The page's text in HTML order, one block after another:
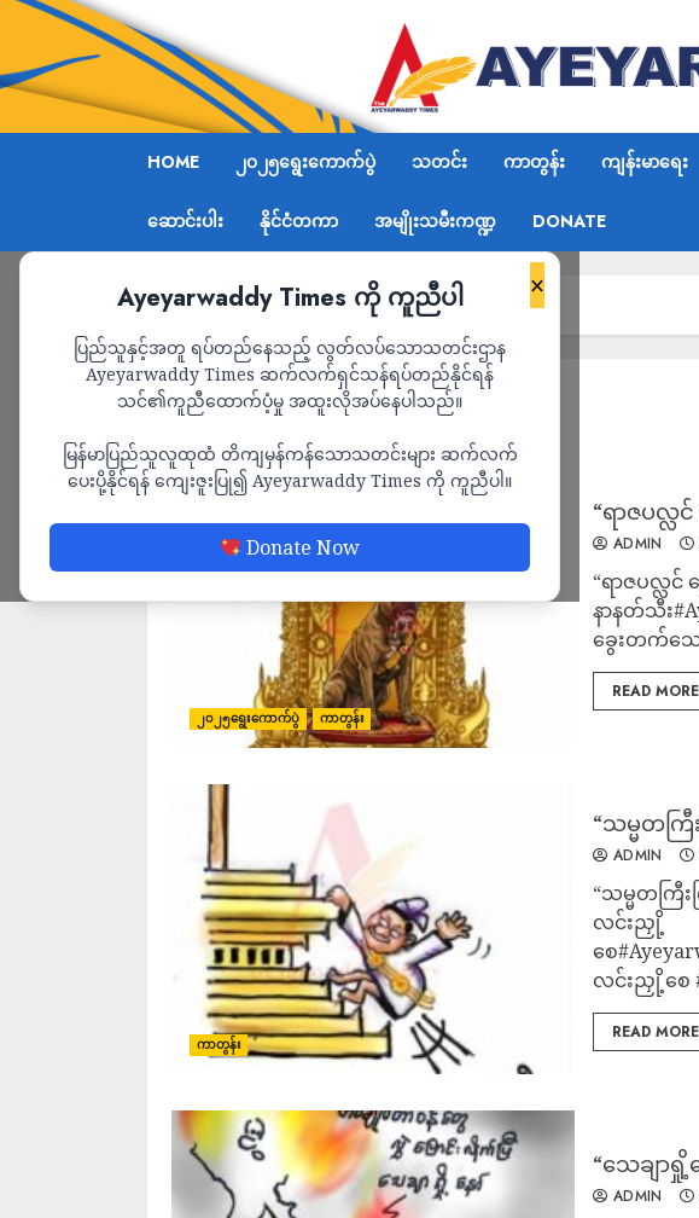
HOME ၂၀၂၅ရွေးကောက်ပွဲ သတင်း ကာတွန်း ကျန်းမာရေး
ဆောင်းပါး နိုင်ငံတကာ အမျိုးသမီးကဏ္ဍ DONATE
×
Ayeyarwaddy Times ကို ကူညီပါ
ပြည်သူနှင့်အတူ ရပ်တည်နေသည့် လွတ်လပ်သောသတင်းဌာန
Ayeyarwaddy Times ဆက်လက်ရှင်သန်ရပ်တည်နိုင်ရန်
သင်၏ကူညီထောက်ပံ့မှု အထူးလိုအပ်နေပါသည်။
မြန်မာပြည်သူလူထုထံ တိကျမှန်ကန်သောသတင်းများ ဆက်လက်
ပေးပို့နိုင်ရန် ကျေးဇူးပြု၍ Ayeyarwaddy Times ကို ကူညီပါ။
Donate Now
Home ကာတွန်း Page 2
ကာတွန်း
၂၀၂၅ရွေးကောက်ပွဲ ကာတွန်း
“ရာဇပလ္လ
ADMIN
“ရာဇပလ္လ
နာနတ်သီး
ခွေးတက်သေ
READ MORE
ကာတွန်း
“သမ္မတကြီ
ADMIN
“သမ္မတကြီ
လင်းညှို့
စေ
လင်းညှို့စေ
READ MORE
“သေချာရှို့
ADMIN